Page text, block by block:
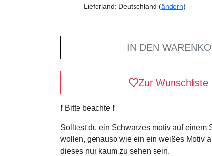
Lieferland: Deutschland (ändern)
IN DEN
Zur Wunschliste
❗️ Bitte beachte ❗️
Solltest du ein Schwarzes motiv auf einem
wollen, genauso wie ein ein weißes Motiv
dieses nur kaum zu sehen sein.